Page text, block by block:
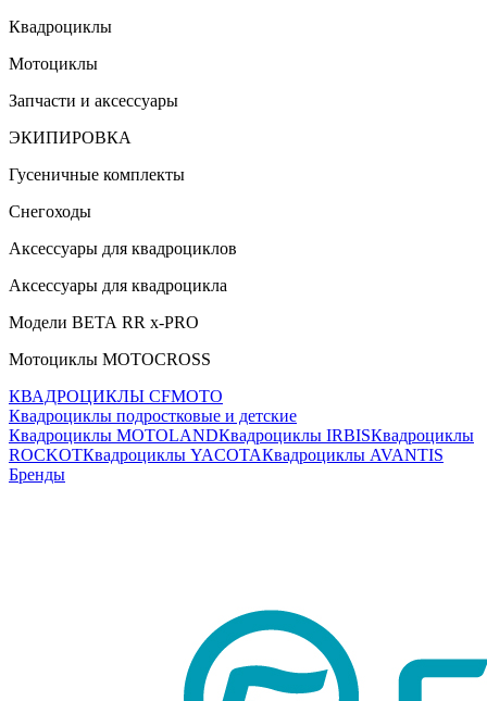
Квадроциклы
Мотоциклы
Запчасти и аксессуары
ЭКИПИРОВКА
Гусеничные комплекты
Снегоходы
Аксессуары для квадроциклов
Аксессуары для квадроцикла
Модели ВЕТА RR x-PRO
Мотоциклы MOTOCROSS
КВАДРОЦИКЛЫ CFMOTO
Квадроциклы подростковые и детские
Квадроциклы MOTOLANDКвадроциклы IRBISКвадроциклы
ROCKOTКвадроциклы YACOTAКвадроциклы AVANTIS
Бренды